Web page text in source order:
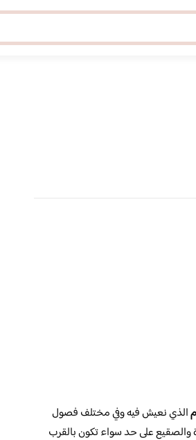
للفتاة العصرية
الذي نعيش فيه وفي مختلف فصول
والصقيع على حد سواء تكون بالقرب